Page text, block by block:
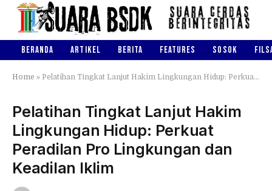
BERANDA ARTIKEL BERITA FEATURES SOSOK
Home » Pelatihan Tingkat Lanjut Hakim Lingkungan Hidup: Perkuat Peradilan Pro Lingkungan dan Keadilan Iklim
Pelatihan Tingkat Lanjut Hakim
Lingkungan Hidup: Perkuat
Peradilan Pro Lingkungan dan
Keadilan Iklim